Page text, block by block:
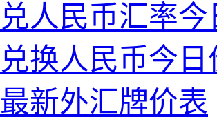
人民币汇率今
换人民币今
新外汇牌价表